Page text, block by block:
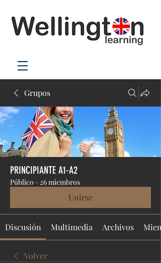
Grupos
PRINCIPIANTE A1-A2
Público · 26 miembros
Unirse
Discusión Multimedia Archivos
Volver